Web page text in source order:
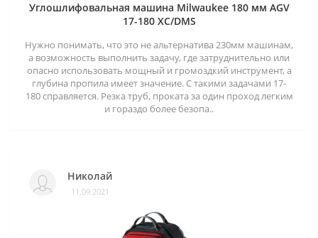
Углошлифовальная машина Milwaukee 180 мм AGV
17-180 XC/DMS
Нужно понимать, что это не альтернатива 230мм машинам,
а возможность выполнить задачу, где затруднительно или
опасно использовать мощный и громоздкий инструмент, а
глубина пропила имеет значение. С такими задачами 17-
180 справляется. Резка труб, проката за один проход легким
и гораздо более безопа..
Николай
11.09.2021